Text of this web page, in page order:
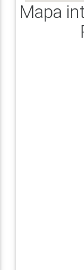
Mapa